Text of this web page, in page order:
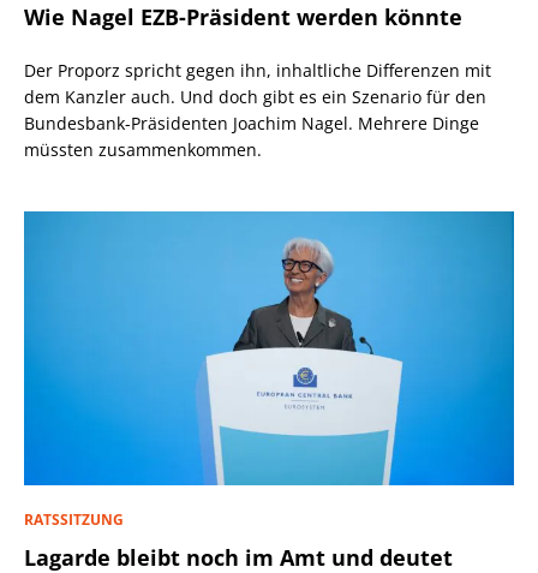
Wie Nagel EZB-Präsident werden könnte
Der Proporz spricht gegen ihn, inhaltliche Differenzen mit
dem Kanzler auch. Und doch gibt es ein Szenario für den
Bundesbank-Präsidenten Joachim Nagel. Mehrere Dinge
müssten zusammenkommen.
RATSSITZUNG
Lagarde bleibt noch im Amt und deutet